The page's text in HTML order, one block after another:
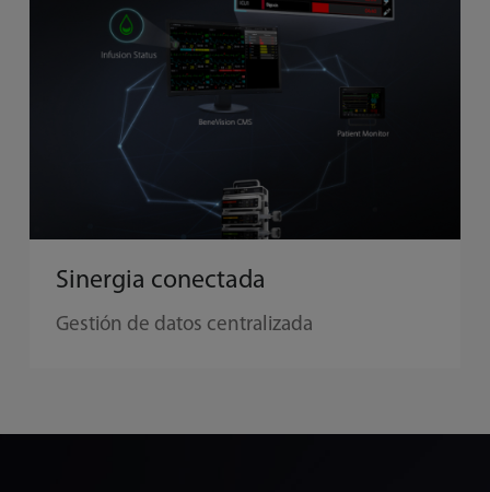
Sinergia conectada
Gestión de datos centralizada